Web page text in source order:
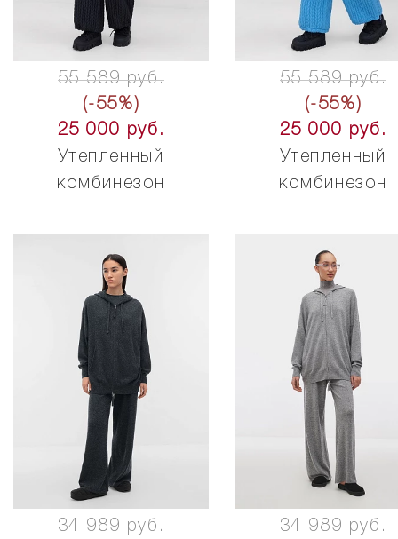
55 589 руб.
(-55%)
25 000 руб.
Утепленный
комбинезон
55 589 руб.
(-55%)
25 000 руб.
Утепленный
комбинезон
34 989 руб.
34 989 руб.